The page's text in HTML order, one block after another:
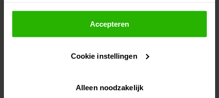
Als je op "Accepteer" klikt, dan geef je Voordeeluitjes.nl
toestemming om cookies voor social media en
gepersonaliseerde advertenties te plaatsen.
Lees hier meer over in onsprivacybeleid
Via "Cookie instellingen" kun je ook zelf instellen welke
Accepteren
Cookie instellingen
Alleen noodzakelijk